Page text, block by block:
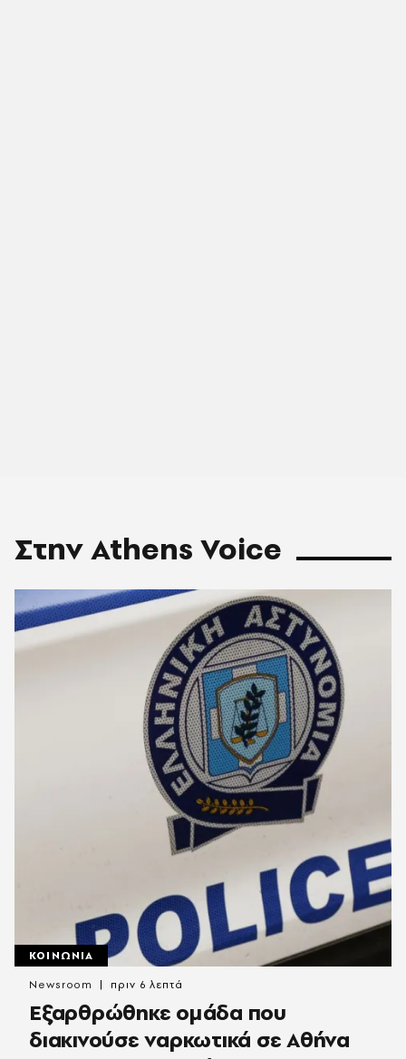
Στην Athens Voice
ΚΟΙΝΩΝΙΑ
Εξαρθρώθηκε ομάδα που
διακινούσε ναρκωτικά σε Αθήνα
Newsroom πριν 6 λεπτά